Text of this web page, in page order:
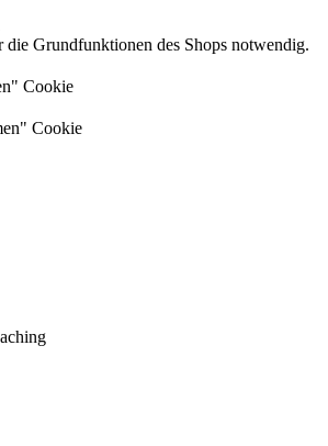
die Grundfunktionen des Shops notwendig.
Cookie
Cookie